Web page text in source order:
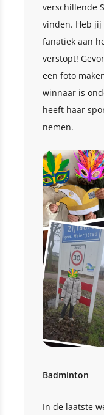
verschillende
vinden. Heb jij
fanatiek aan
verstopt!
een foto
winnaar is
heeft haar
nemen.
Badminton
In de laatste